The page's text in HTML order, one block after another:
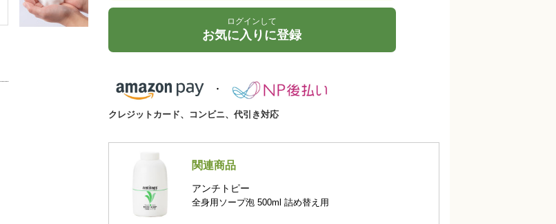
ログインして
お気に入りに登録
クレジットカード、コンビニ、代引き対応
関連商品
アンチトピー
全身用ソープ泡 500ml 詰め替え用